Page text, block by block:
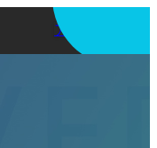
アプリを使う